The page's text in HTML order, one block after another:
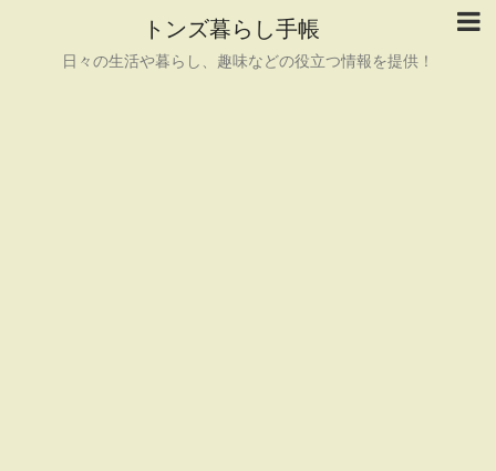
トンズ暮らし手帳
日々の生活や暮らし、趣味などの役立つ情報を提供！